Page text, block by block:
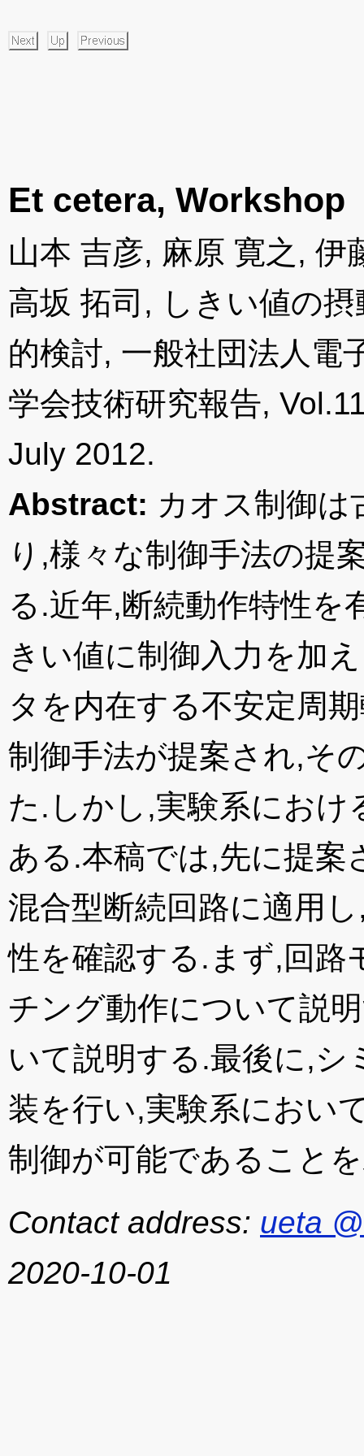
Et cetera, Workshop
山本 吉彦, 麻原 寛之, 伊
高坂 拓司, しきい値の
的検討, 一般社団法人電
学会技術研究報告,
July 2012.
Abstract: カオス制御
り,様々な制御手法の提
る.近年,断続動作特性を
きい値に制御入力を加
タを内在する不安定周
制御手法が提案され,そ
た.しかし,実験系におけ
ある.本稿では,先に提案
混合型断続回路に適用
性を確認する.まず,回路
チング動作について説
いて説明する.最後に,
装を行い,実験系におい
制御が可能であること
Contact address: ueta
2020-10-01